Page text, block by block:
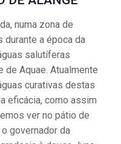
numa zona de
durante a época da
salutíferas
de Aquae. Atualmente
curativas destas
eficácia, como assim
ver no pátio de
governador da